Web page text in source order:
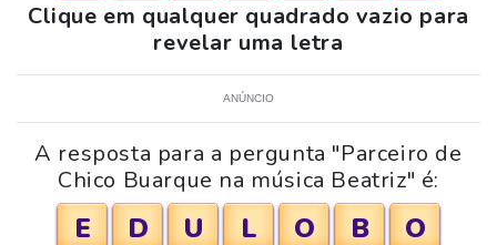
Clique em qualquer quadrado vazio para
revelar uma letra
ANÚNCIO
A resposta para a pergunta "Parceiro de
Chico Buarque na música Beatriz" é:
E D U L O B O